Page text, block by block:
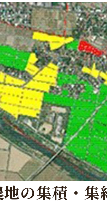
の集積・集